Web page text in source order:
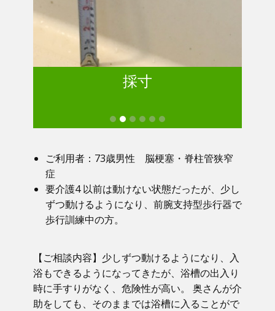
採寸
ご利用者：73歳男性 脳梗塞・脊柱管狭窄
症
要介護4 以前は動けない状態だったが、少し
ずつ動けるようになり、前腕支持型歩行器で
歩行訓練中の方。
【ご相談内容】少しずつ動けるようになり、入
浴もできるようになってきたが、浴槽の出入り
時に手すりがなく、危険性が高い。 奥さんが介
助をしても、そのままでは浴槽に入ることがで